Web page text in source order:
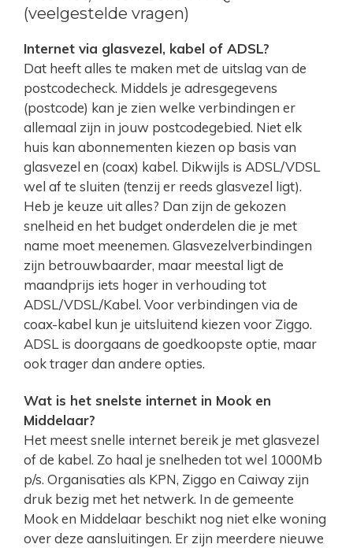
(veelgestelde vragen)
Internet via glasvezel, kabel of ADSL?
Dat heeft alles te maken met de uitslag van de
postcodecheck. Middels je adresgegevens
(postcode) kan je zien welke verbindingen er
allemaal zijn in jouw postcodegebied. Niet elk
huis kan abonnementen kiezen op basis van
glasvezel en (coax) kabel. Dikwijls is ADSL/VDSL
wel af te sluiten (tenzij er reeds glasvezel ligt).
Heb je keuze uit alles? Dan zijn de gekozen
snelheid en het budget onderdelen die je met
name moet meenemen. Glasvezelverbindingen
zijn betrouwbaarder, maar meestal ligt de
maandprijs iets hoger in verhouding tot
ADSL/VDSL/Kabel. Voor verbindingen via de
coax-kabel kun je uitsluitend kiezen voor Ziggo.
ADSL is doorgaans de goedkoopste optie, maar
ook trager dan andere opties.
Wat is het snelste internet in Mook en
Middelaar?
Het meest snelle internet bereik je met glasvezel
of de kabel. Zo haal je snelheden tot wel 1000Mb
p/s. Organisaties als KPN, Ziggo en Caiway zijn
druk bezig met het netwerk. In de gemeente
Mook en Middelaar beschikt nog niet elke woning
over deze aansluitingen. Er zijn meerdere nieuwe